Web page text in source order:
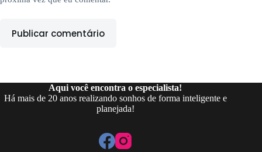
Publicar comentário
Aqui você encontra o especialista!
Há mais de 20 anos realizando sonhos de forma inteligente e
planejada!